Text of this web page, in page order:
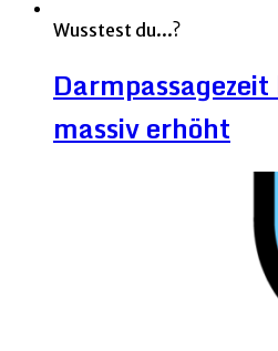
Wusstest du...?
massiv erhöht